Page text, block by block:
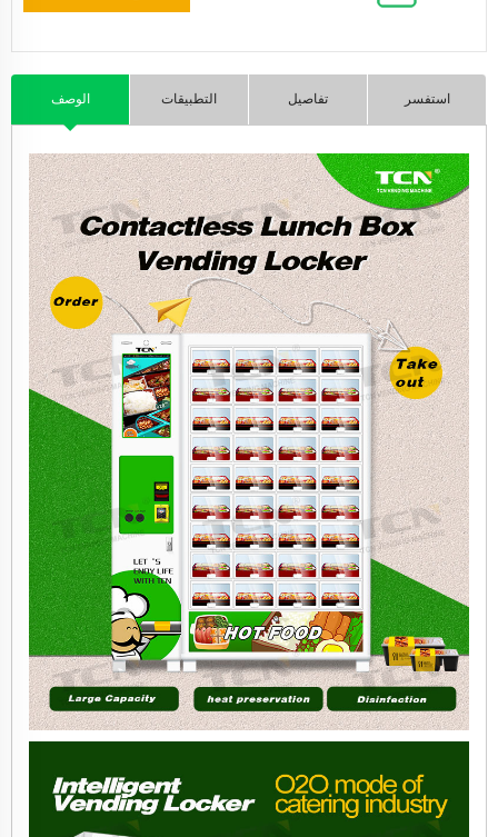
الوصف التطبيقات تفاصيل استفسر